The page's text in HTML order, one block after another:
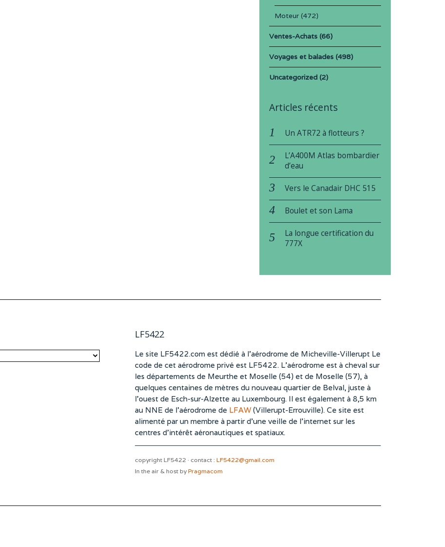
Moteur(472)
Ventes-Achats(66)
Voyages et balades(498)
Uncategorized(2)
Articles récents
Un ATR72 à flotteurs ?
L’A400M Atlas bombardier
d’eau
Vers le Canadair DHC 515
Boulet et son Lama
La longue certification du
777X
LF5422
Le site LF5422.com est dédié à l’aérodrome de Micheville-Villerupt Le
code de cet aérodrome privé est LF5422. L’aérodrome est à cheval sur
les départements de Meurthe et Moselle (54) et de Moselle (57), à
quelques centaines de mètres du nouveau quartier de Belval, juste à
l’ouest de Esch-sur-Alzette au Luxembourg. Il est également à 8,5 km
au NNE de l’aérodrome de LFAW(Villerupt-Errouville). Ce site est
alimenté par un membre à partir d’une veille de l’internet sur les
centres d’intérêt aéronautiques et spatiaux.
copyright LF5422 · contact : LF5422@gmail.com
In the air & host byPragmacom